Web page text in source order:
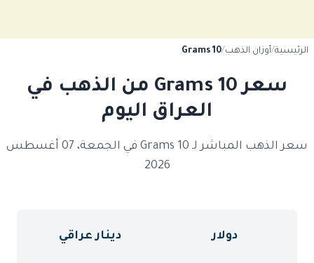
الرئيسية/أوزان الذهب/
10 Grams
سعر 10 Grams من الذهب في
العراق اليوم
سعر الذهب المباشر لـ 10 Grams في الجمعة، 07 أغسطس
2026
دولار دينار عراقي